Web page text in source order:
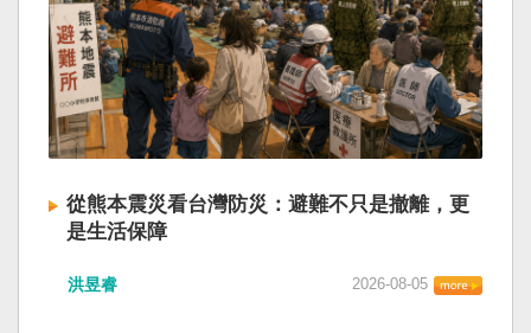
從熊本震災看台灣防災：避難不只是撤離，更
是生活保障
洪昱睿 2026-08-05